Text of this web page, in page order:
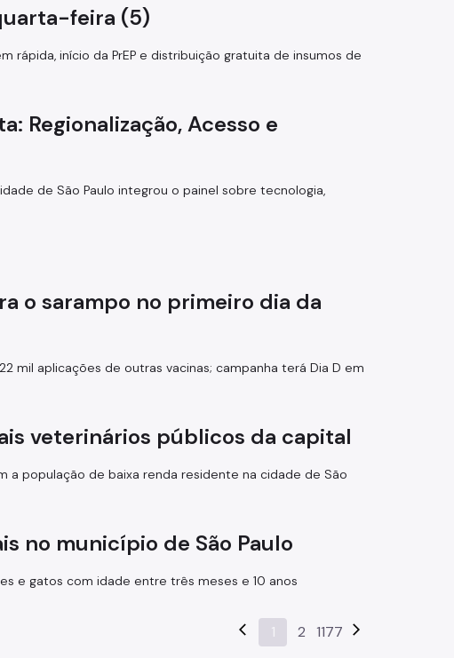
feira (5)
rápida, início da PrEP e distribuição gratuita de insumos de
Regionalização, Acesso e
de São Paulo integrou o painel sobre tecnologia,
o sarampo no primeiro dia da
mil aplicações de outras vacinas; campanha terá Dia D em
veterinários públicos da capital
a população de baixa renda residente na cidade de São
no município de São Paulo
e gatos com idade entre três meses e 10 anos
arrow_back_ios 1 2 1177 arrow_forward_ios